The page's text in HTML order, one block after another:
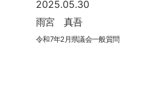
2025.05.30
雨宮 真吾
令和7年2月県議会一般質問